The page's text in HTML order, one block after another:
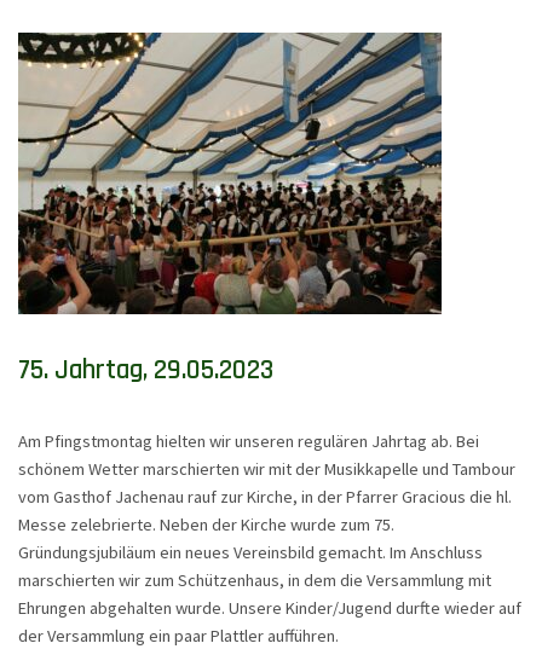
75. Jahrtag, 29.05.2023
Am Pfingstmontag hielten wir unseren regulären Jahrtag ab. Bei
schönem Wetter marschierten wir mit der Musikkapelle und Tambour
vom Gasthof Jachenau rauf zur Kirche, in der Pfarrer Gracious die hl.
Messe zelebrierte. Neben der Kirche wurde zum 75.
Gründungsjubiläum ein neues Vereinsbild gemacht. Im Anschluss
marschierten wir zum Schützenhaus, in dem die Versammlung mit
Ehrungen abgehalten wurde. Unsere Kinder/Jugend durfte wieder auf
der Versammlung ein paar Plattler aufführen.